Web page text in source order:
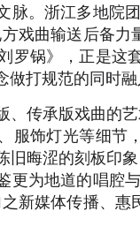
脉。浙江多地院
戏曲输送后备
罗锅》，正是这
做打规范的同时
、传承版戏曲的
服饰灯光等细节
旧晦涩的刻板印
更为地道的唱腔
新媒体传播、